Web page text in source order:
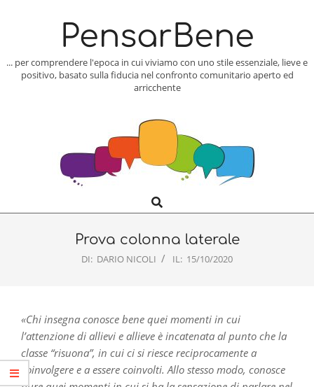
PensarBene
... per comprendere l'epoca in cui viviamo con uno stile essenziale, lieve e
positivo, basato sulla fiducia nel confronto comunitario aperto ed
arricchente
Navigation
Search
Prova colonna laterale
DI: DARIO NICOLI IL: 15/10/2020
«Chi insegna conosce bene quei momenti in cui
l’attenzione di allievi e allieve è incatenata al punto che la
classe “risuona”, in cui ci si riesce reciprocamente a
coinvolgere e a essere coinvolti. Allo stesso modo, conosce